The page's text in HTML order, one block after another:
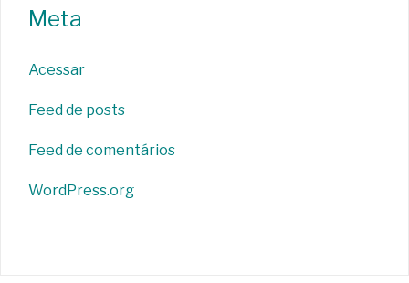
Meta
Acessar
Feed de posts
Feed de comentários
WordPress.org